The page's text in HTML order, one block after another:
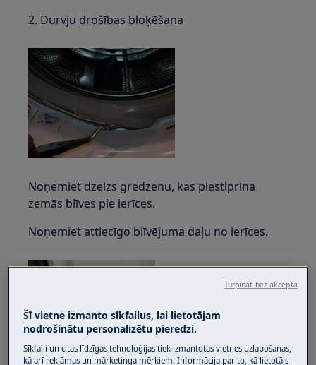
2. Durvju drošības bloķēšana
Noņemiet dzelzs gredzenu, kas piestiprina
zemās blīves pie ierīces.
Noņemiet attiecīgo blīvējuma daļu no ierīces.
Šī vietne izmanto sīkfailus, lai lietotājam
nodrošinātu personalizētu pieredzi.
Sīkfaili un citas līdzīgas tehnoloģijas tiek izmantotas vietnes uzlabošanas,
kā arī reklāmas un mārketinga mērķiem. Informācija par to, kā lietotājs
Turpināt bez akcepta